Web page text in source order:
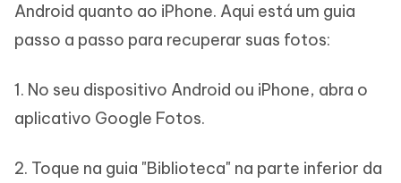
Android quanto ao iPhone. Aqui está um guia
passo a passo para recuperar suas fotos:
1. No seu dispositivo Android ou iPhone, abra o
aplicativo Google Fotos.
2. Toque na guia "Biblioteca" na parte inferior da